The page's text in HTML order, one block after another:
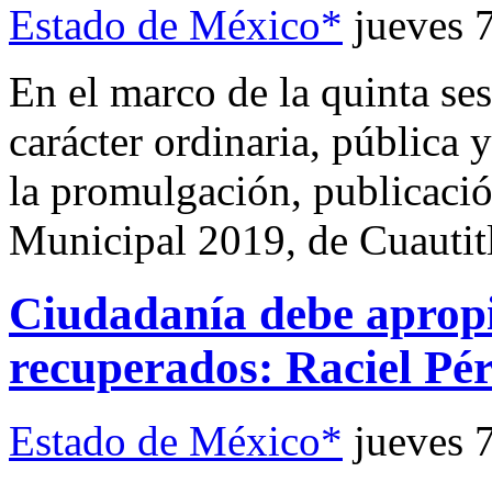
Estado de México* jueves
En el marco de la quinta
carácter ordinaria, pública
la promulgación,
Municipal 2019, de
Ciudadanía debe
recuperados: Raciel
Estado de México* jueves